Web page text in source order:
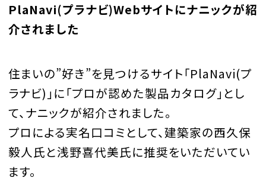
PlaNavi(プラナビ)Webサイトにナニックが紹
介されました
住まいの”好き”を見つけるサイト「PlaNavi(プ
ラナビ)」に「プロが認めた製品カタログ」とし
て、ナニックが紹介されました。
プロによる実名口コミとして、建築家の西久保
毅人氏と浅野喜代美氏に推奨をいただいてい
ます。